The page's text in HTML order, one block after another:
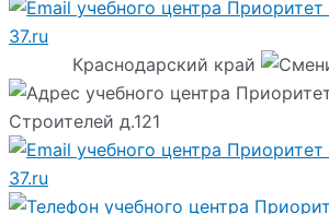
37.ru
Краснодарский край
Строителей д.121
37.ru